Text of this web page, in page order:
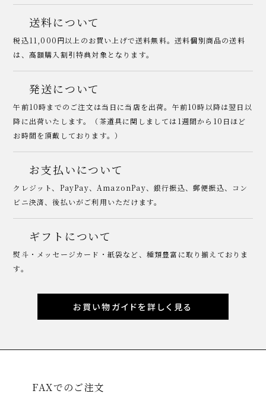
送料について
税込11,000円以上のお買い上げで送料無料。送料個別商品の送料
は、高額購入割引特典対象となります。
発送について
午前10時までのご注文は当日に当店を出荷。午前10時以降は翌日以
降に出荷いたします。（茶道具に関しましては1週間から10日ほど
お時間を頂戴しております。）
お支払いについて
クレジット、PayPay、AmazonPay、銀行振込、郵便振込、コン
ビニ決済、後払いがご利用いただけます。
ギフトについて
熨斗・メッセージカード・紙袋など、種類豊富に取り揃えておりま
す。
お買い物ガイドを詳しく見る
FAXでのご注文